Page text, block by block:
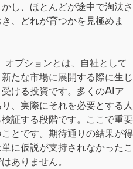
し、ほとんどが途中で淘汰さ
、どれが育つかを見極めま
プションとは、自社として
たな市場に展開する際に生じ
ける投資です。多くのAIア
、実際にそれを必要とする人
証する段階です。ここで重要
とです。期待通りの結果が得
に仮説が支持されなかったこ
ありません。